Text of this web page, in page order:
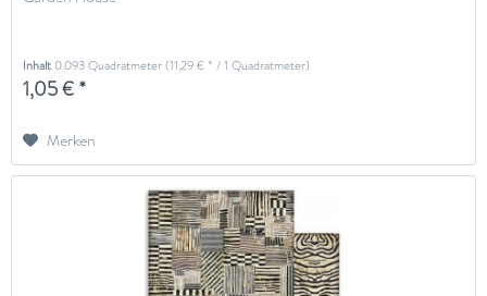
Inhalt0.093 Quadratmeter(11,29 € * / 1 Quadratmeter)
1,05 € *
Merken